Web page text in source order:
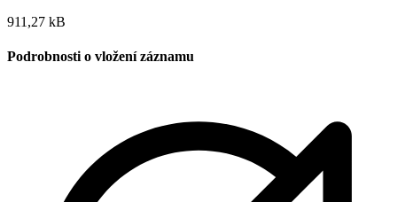
911,27 kB
Podrobnosti o vložení záznamu